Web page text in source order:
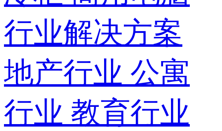
行业解决方案
地产行业 公寓
行业 教育行业